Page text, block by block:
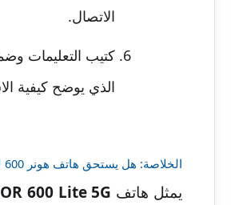
الاتصال.
كتيب التعليمات
الذي يوضح كيفية
الخلاصة: هل يستحق هاتف هونر 600 لايت الشراء؟
يمثل هاتف 600 Lite 5G